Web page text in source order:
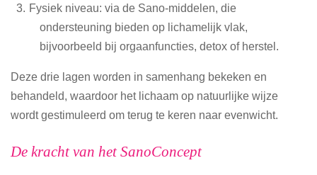
Fysiek niveau: via de Sano-middelen, die
ondersteuning bieden op lichamelijk vlak,
bijvoorbeeld bij orgaanfuncties, detox of herstel.
Deze drie lagen worden in samenhang bekeken en
behandeld, waardoor het lichaam op natuurlijke wijze
wordt gestimuleerd om terug te keren naar evenwicht.
De kracht van het SanoConcept